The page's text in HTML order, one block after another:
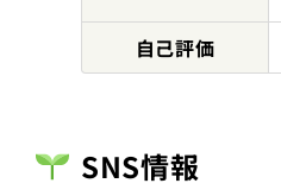
自己評価
SNS情報